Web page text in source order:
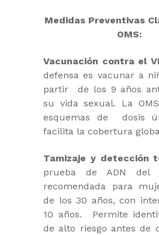
Medidas Preventivas
OMS:
Vacunación contra el
defensa es vacunar a
partir de los 9 años
su vida sexual. La
esquemas de dosis
facilita la cobertura
Tamizaje y detección
prueba de ADN del
recomendada para
de los 30 años, con
10 años. Permite
de alto riesgo antes de